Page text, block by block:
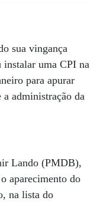
sua vingança
instalar uma CPI na
para apurar
a administração da
Lando (PMDB),
aparecimento do
na lista do